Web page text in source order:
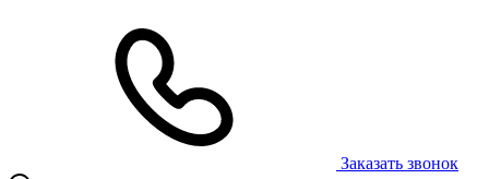
Заказать звонок